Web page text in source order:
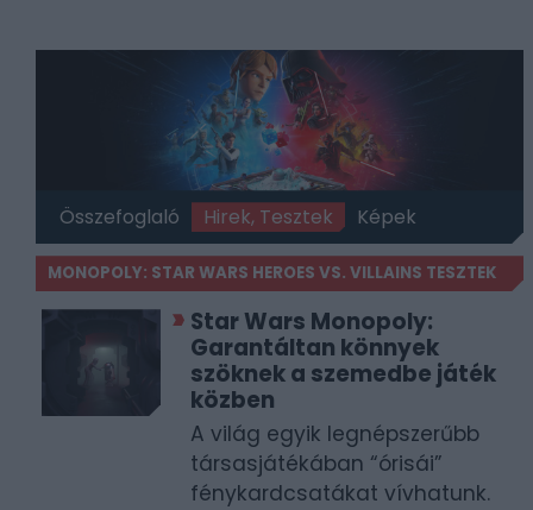
Összefoglaló Hirek, Tesztek Képek
MONOPOLY: STAR WARS HEROES VS. VILLAINS TESZTEK
Star Wars Monopoly:
Garantáltan könnyek
szöknek a szemedbe játék
közben
A világ egyik legnépszerűbb
társasjátékában “órisái”
fénykardcsatákat vívhatunk.